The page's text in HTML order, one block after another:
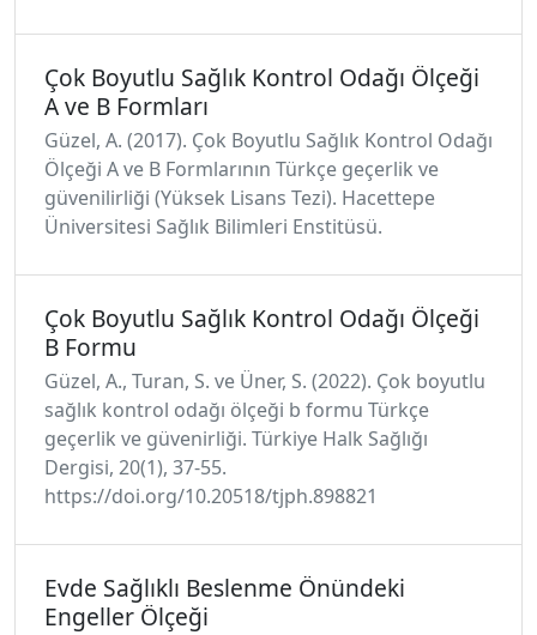
Çok Boyutlu Sağlık Kontrol Odağı Ölçeği
A ve B Formları
Güzel, A. (2017). Çok Boyutlu Sağlık Kontrol Odağı
Ölçeği A ve B Formlarının Türkçe geçerlik ve
güvenilirliği (Yüksek Lisans Tezi). Hacettepe
Üniversitesi Sağlık Bilimleri Enstitüsü.
Çok Boyutlu Sağlık Kontrol Odağı Ölçeği
B Formu
Güzel, A., Turan, S. ve Üner, S. (2022). Çok boyutlu
sağlık kontrol odağı ölçeği b formu Türkçe
geçerlik ve güvenirliği. Türkiye Halk Sağlığı
Dergisi, 20(1), 37-55.
https://doi.org/10.20518/tjph.898821
Evde Sağlıklı Beslenme Önündeki
Engeller Ölçeği